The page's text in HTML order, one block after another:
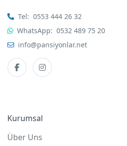
Tel: 0553 444 26 32
WhatsApp: 0532 489 75 20
info@pansiyonlar.net
Kurumsal
Über Uns